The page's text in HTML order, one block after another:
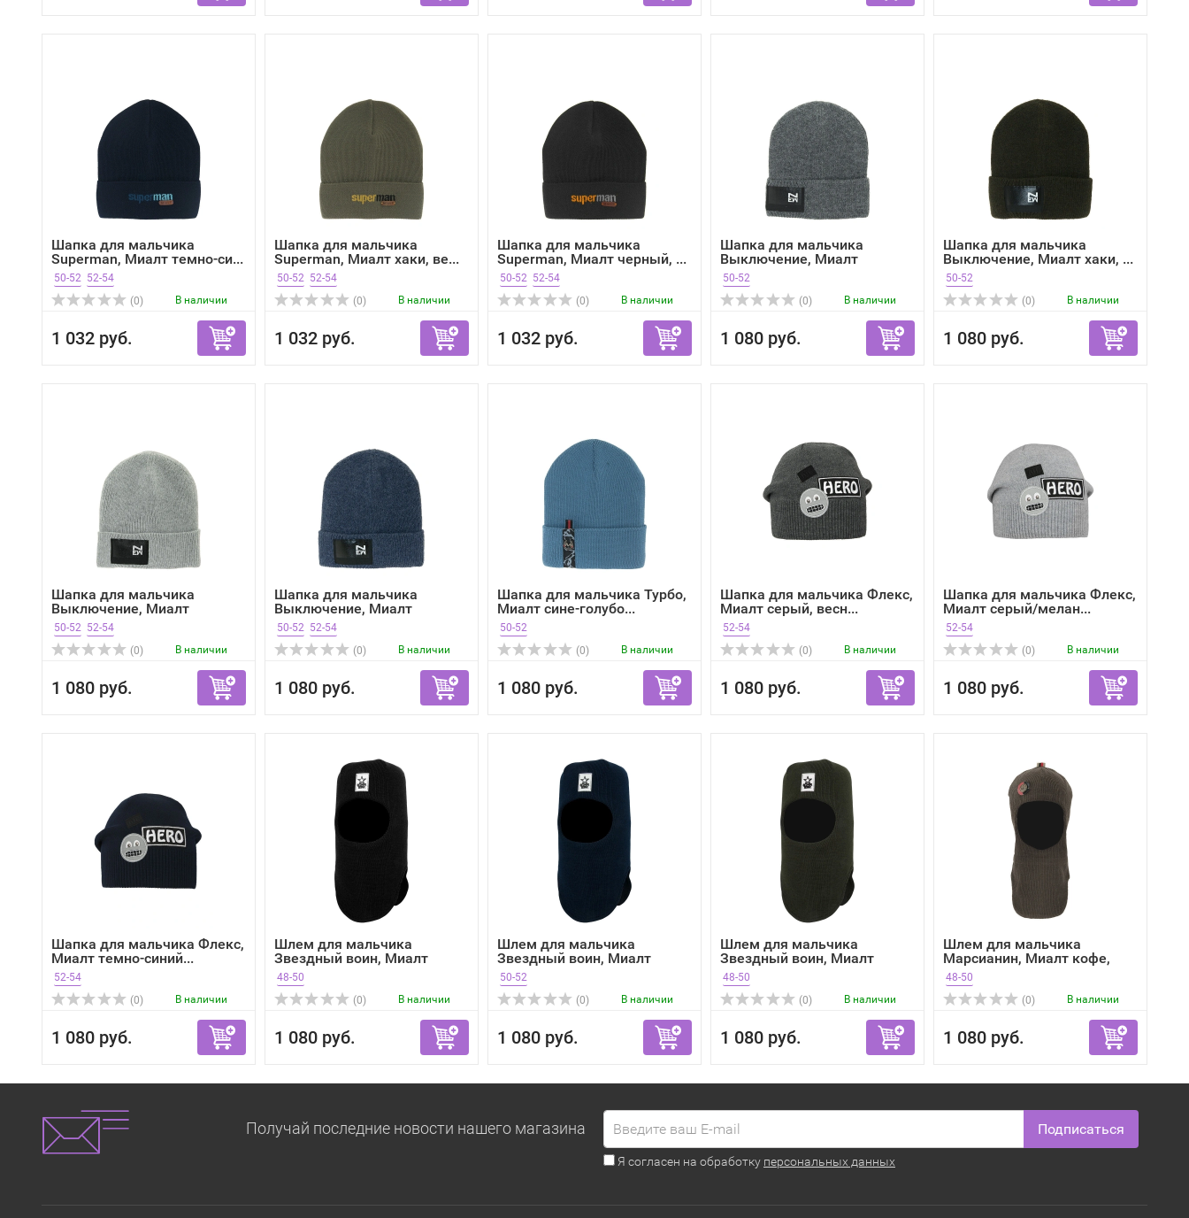
Шапка для мальчика
Superman, Миалт темно-си...
50-52 52-54
(0)
В наличии
1 032 руб.
Шапка для мальчика
Superman, Миалт хаки, ве...
50-52 52-54
(0)
В наличии
1 032 руб.
Шапка для мальчика
Superman, Миалт черный, ...
50-52 52-54
(0)
В наличии
1 032 руб.
Шапка для мальчика
Выключение, Миалт
темно-...
50-52
(0)
В наличии
1 080 руб.
Шапка для мальчика
Выключение, Миалт хаки, ...
50-52
(0)
В наличии
1 080 руб.
Шапка для мальчика
Выключение, Миалт
светло...
50-52 52-54
(0)
В наличии
1 080 руб.
Шапка для мальчика
Выключение, Миалт
синий/...
50-52 52-54
(0)
В наличии
1 080 руб.
Шапка для мальчика Турбо,
Миалт сине-голубо...
50-52
(0)
В наличии
1 080 руб.
Шапка для мальчика Флекс,
Миалт серый, весн...
52-54
(0)
В наличии
1 080 руб.
Шапка для мальчика Флекс,
Миалт серый/мелан...
52-54
(0)
В наличии
1 080 руб.
Шапка для мальчика Флекс,
Миалт темно-синий...
52-54
(0)
В наличии
1 080 руб.
Шлем для мальчика
Звездный воин, Миалт
черн...
48-50
(0)
В наличии
1 080 руб.
Шлем для мальчика
Звездный воин, Миалт
темн...
50-52
(0)
В наличии
1 080 руб.
Шлем для мальчика
Звездный воин, Миалт
хаки...
48-50
(0)
В наличии
1 080 руб.
Шлем для мальчика
Марсианин, Миалт кофе,
ве...
48-50
(0)
В наличии
1 080 руб.
Получай последние новости нашего магазина Подписаться
Я согласен на обработку персональных данных